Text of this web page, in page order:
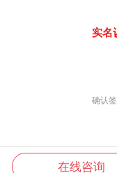
实名
确认
在线咨询